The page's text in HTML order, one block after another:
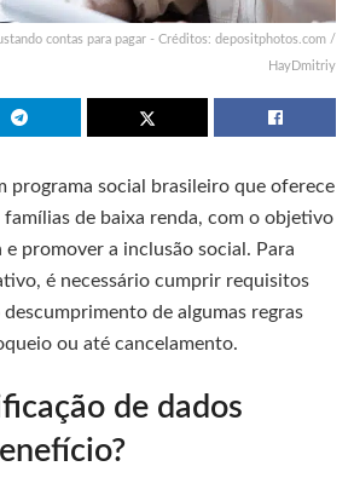
contas para pagar - Créditos: depositphotos.com /
HayDmitriy
programa social brasileiro que oferece
de baixa renda, com o objetivo
e promover a inclusão social. Para
é necessário cumprir requisitos
de algumas regras
ou até cancelamento.
de dados